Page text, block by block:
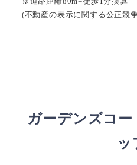
(不動産の表示に関する公正競
ガーデンズコ
ッ